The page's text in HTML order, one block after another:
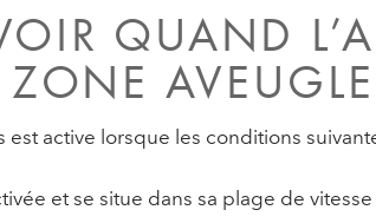
QUAND
active lorsque les conditions
et se situe dans sa plage de vitesse